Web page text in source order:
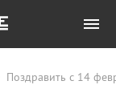
Поздравить с 14
Все